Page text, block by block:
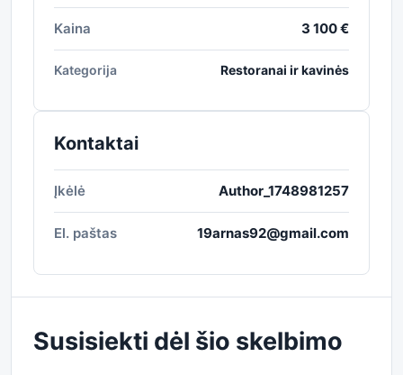
Kaina 3 100 €
Kategorija Restoranai ir kavinės
Kontaktai
Įkėlė Author_1748981257
El. paštas 19arnas92@gmail.com
Susisiekti dėl šio skelbimo